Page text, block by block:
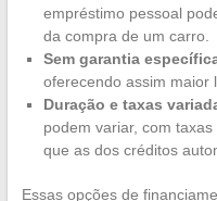
empréstimo pessoal
da compra de um carro.
Sem garantia
oferecendo assim maior
Duração e taxas
podem variar, com
que as dos créditos
Essas opções de